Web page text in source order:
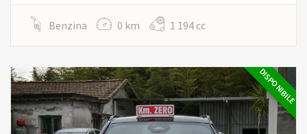
Benzina 0 km 1 194 cc
DISPONIBILE